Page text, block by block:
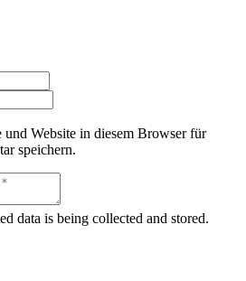
Website in diesem Browser für
speichern.
data is being collected and stored.